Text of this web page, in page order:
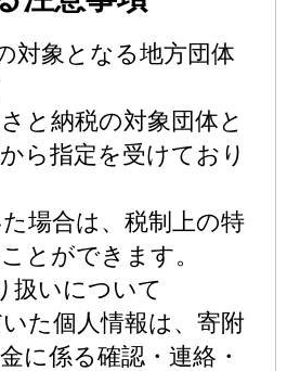
対象となる地方団体
と納税の対象団体と
ら指定を受けており
場合は、税制上の特
とができます。
扱いについて
た個人情報は、寄附
に係る確認・連絡・